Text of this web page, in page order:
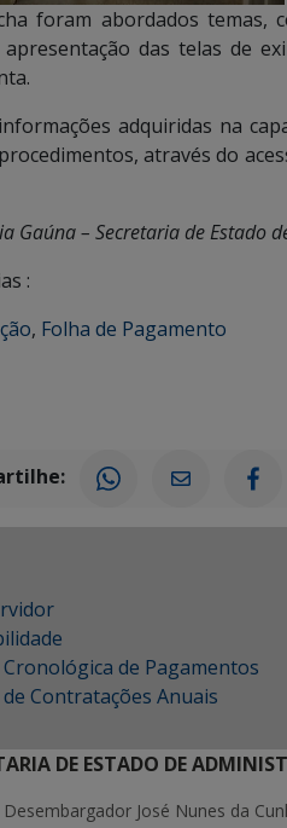
foram abordados temas,
apresentação das telas de
adquiridas na
através do
Gaúna – Secretaria de Estado
:
, Folha de Pagamento
de Pagamentos
Contratações Anuais
DE ESTADO DE
José Nunes da